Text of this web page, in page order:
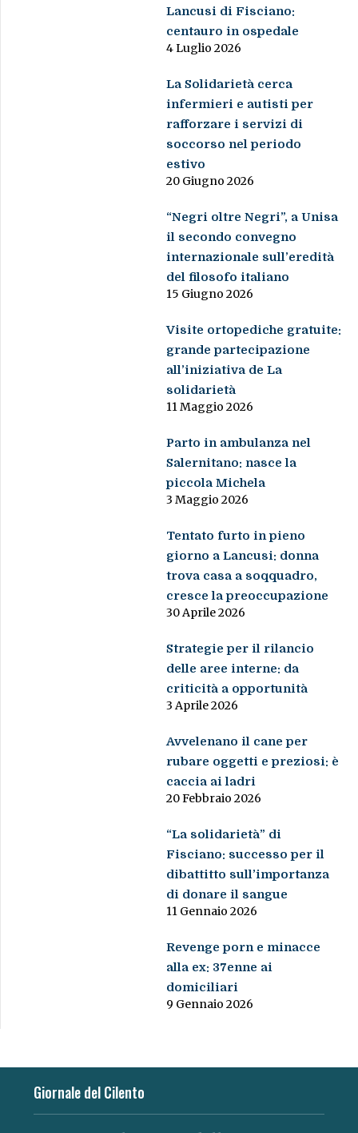
Lancusi di Fisciano:
centauro in ospedale
4 Luglio 2026
La Solidarietà cerca
infermieri e autisti per
rafforzare i servizi di
soccorso nel periodo
estivo
20 Giugno 2026
“Negri oltre Negri”, a Unisa
il secondo convegno
internazionale sull’eredità
del filosofo italiano
15 Giugno 2026
Visite ortopediche gratuite:
grande partecipazione
all’iniziativa de La
solidarietà
11 Maggio 2026
Parto in ambulanza nel
Salernitano: nasce la
piccola Michela
3 Maggio 2026
Tentato furto in pieno
giorno a Lancusi: donna
trova casa a soqquadro,
cresce la preoccupazione
30 Aprile 2026
Strategie per il rilancio
delle aree interne: da
criticità a opportunità
3 Aprile 2026
Avvelenano il cane per
rubare oggetti e preziosi: è
caccia ai ladri
20 Febbraio 2026
“La solidarietà” di
Fisciano: successo per il
dibattitto sull’importanza
di donare il sangue
11 Gennaio 2026
Revenge porn e minacce
alla ex: 37enne ai
domiciliari
9 Gennaio 2026
Giornale del Cilento